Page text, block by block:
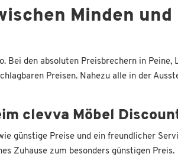
Minden
den absoluten Preisbrechern in Peine,
Preisen. Nahezu alle in der
clevva Möbel
günstige Preise und ein freundlicher
Zuhause zum besonders günstigen Preis.